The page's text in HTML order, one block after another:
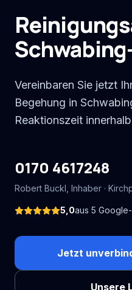
Vereinbaren Sie jetzt
Begehung in
Reaktionszeit
0170 4617248
Robert Buckl , Inhaber ·
5,0aus 5
Jetzt
Unsere